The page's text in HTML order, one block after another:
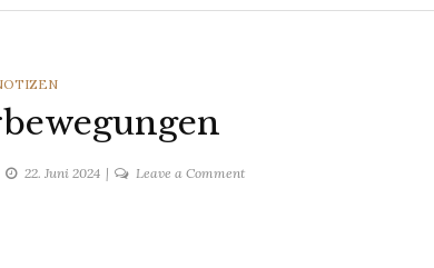
22. Juni 2024 Leave a Commenton